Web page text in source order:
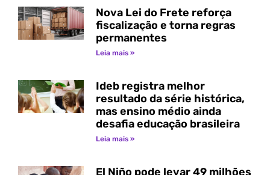
Nova Lei do Frete reforça
fiscalização e torna regras
permanentes
Leia mais »
Ideb registra melhor
resultado da série histórica,
mas ensino médio ainda
desafia educação brasileira
Leia mais »
El Niño pode levar 49 milhões